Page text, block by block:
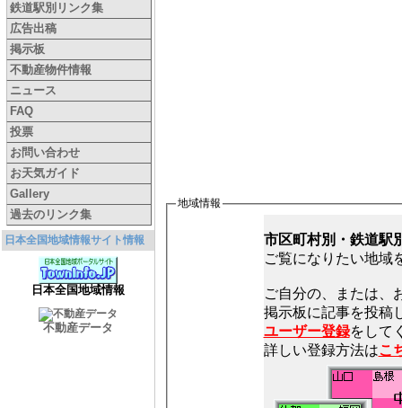
鉄道駅別リンク集
広告出稿
掲示板
不動産物件情報
ニュース
FAQ
投票
お問い合わせ
お天気ガイド
Gallery
過去のリンク集
日本全国地域情報サイト情報
日本全国地域情報
不動産データ
地域情報
市区町村別・鉄道駅
ご覧になりたい地域
ご自分の、または、
ユーザー登録をして
詳しい登録方法はこ